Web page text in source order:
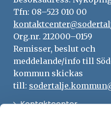
Tfn: 08–523 010 00
Org.nr. 212000–0159
Remisser, beslut och
meddelande/info till
kommun skickas
till:
KontaktcenterÖppna